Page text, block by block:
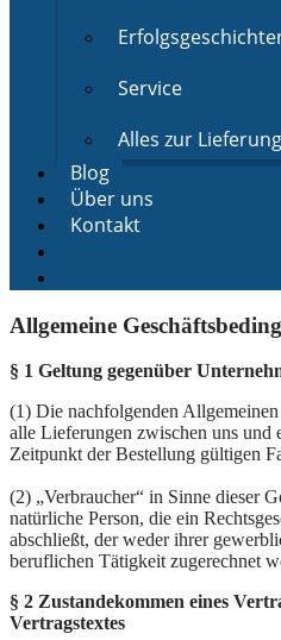
Service
Alles zur Lieferung
Blog
Über uns
Kontakt
Allgemeine
§ 1 Geltung gegenüber
(1) Die nachfolgenden
alle Lieferungen zwischen uns und
Zeitpunkt der Bestellung gültigen
(2) „Verbraucher“ in Sinne dieser
natürliche Person, die ein
abschließt, der weder ihrer
beruflichen Tätigkeit zugerechnet
§ 2 Zustandekommen eines
Vertragstextes